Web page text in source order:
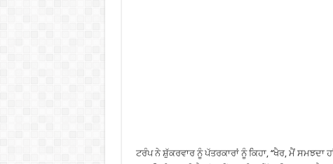
ਟਰੰਪ ਨੇ ਸ਼ੁੱਕਰਵਾਰ ਨੂੰ ਪੱਤਰਕਾਰਾਂ ਨੂੰ ਕਿਹਾ, ‘‘ਖੈਰ, ਮੈਂ